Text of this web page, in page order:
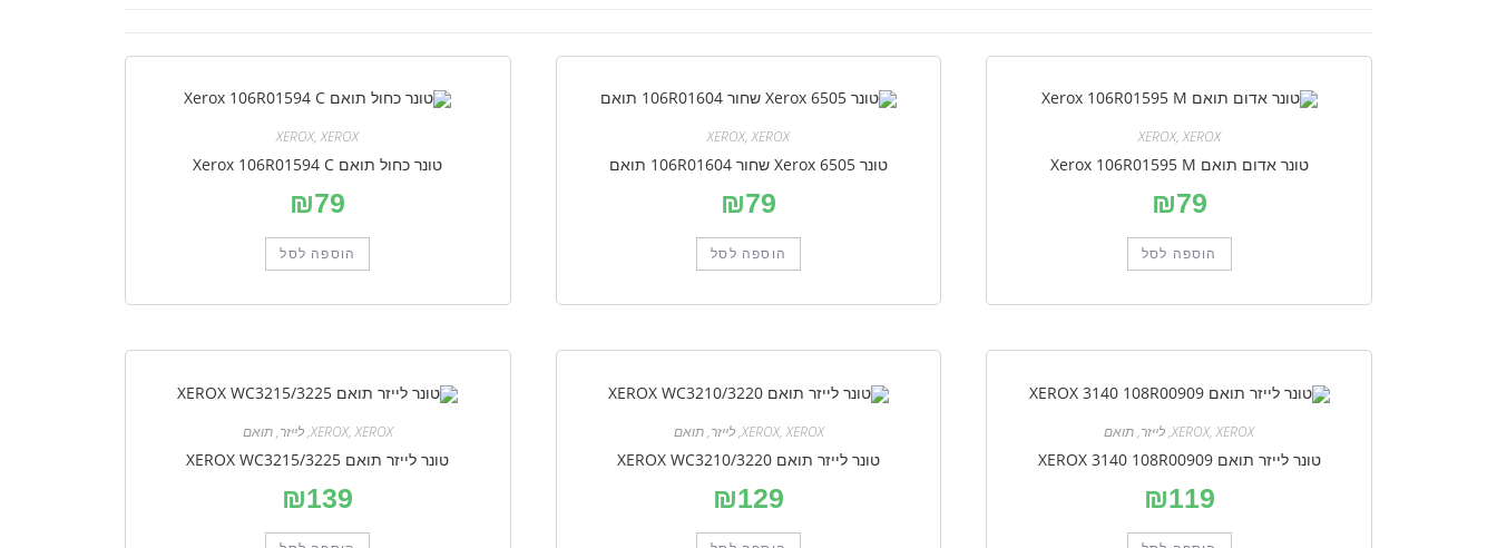
XEROX,XEROX
טונר אדום תואם Xerox 106R01595 M
₪79
הוספה לסל
XEROX,XEROX
טונר Xerox 6505 שחור 106R01604 תואם
₪79
הוספה לסל
XEROX,XEROX
טונר כחול תואם Xerox 106R01594 C
₪79
הוספה לסל
XEROX,XEROX
,לייזר,תואם
טונר לייזר תואם XEROX 3140 108R00909
₪119
XEROX,XEROX
,לייזר,תואם
טונר לייזר תואם XEROX WC3210/3220
₪129
XEROX,XEROX
,לייזר,תואם
טונר לייזר תואם XEROX WC3215/3225
₪139